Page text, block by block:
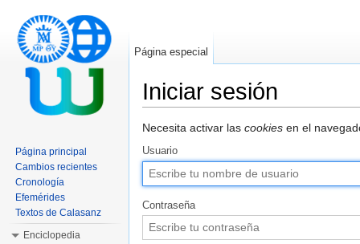
Iniciar sesión
Necesita activar las cookies en el
Usuario
Contraseña
Página especial
Página principal
Cambios recientes
Cronología
Efemérides
Textos de Calasanz
Enciclopedia